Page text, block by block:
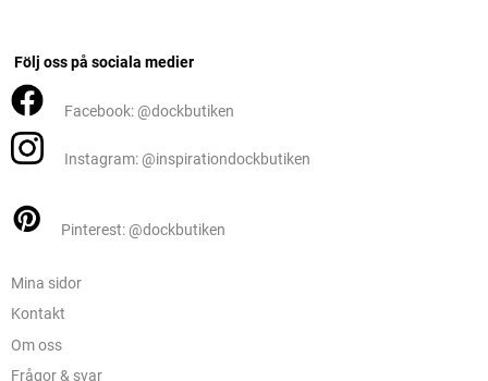
Följ oss på sociala medier
Facebook: @dockbutiken
Instagram: @inspirationdockbutiken
Pinterest: @dockbutiken
Mina sidor
Kontakt
Om oss
Frågor & svar